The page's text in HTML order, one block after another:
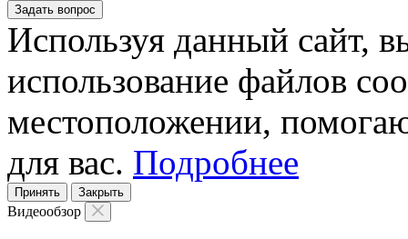
Задать вопрос
Используя данный сайт,
использование файлов
местоположении,
для вас. Подробнее
Принять Закрыть
Видеообзор